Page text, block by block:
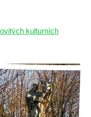
kulturních